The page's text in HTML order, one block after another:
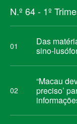
N.º 64 - 1º
01
Das
sino-
02
“Macau
preciso’